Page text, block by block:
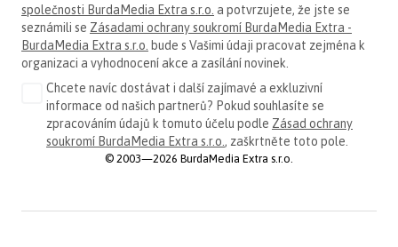
společnosti BurdaMedia Extra s.r.o. a potvrzujete, že jste se
seznámili se Zásadami ochrany soukromí BurdaMedia Extra -
BurdaMedia Extra s.r.o. bude s Vašimi údaji pracovat zejména k
organizaci a vyhodnocení akce a zasílání novinek.
Chcete navíc dostávat i další zajímavé a exkluzivní
informace od našich partnerů? Pokud souhlasíte se
zpracováním údajů k tomuto účelu podle Zásad ochrany
soukromí BurdaMedia Extra s.r.o. , zaškrtněte toto pole.
© 2003—2026 BurdaMedia Extra s.r.o.